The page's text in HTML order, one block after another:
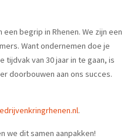
begrip in Rhenen. We zijn een
Want ondernemen doe je
tijdvak van 30 jaar in te gaan, is
doorbouwen aan ons succes.
.
we dit samen aanpakken!